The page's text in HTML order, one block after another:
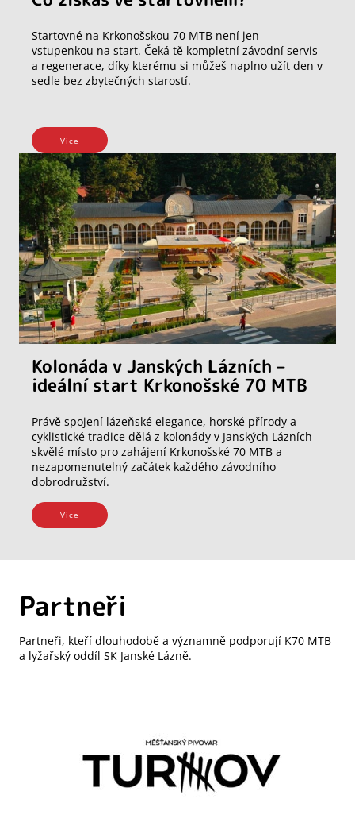
Startovné na Krkonošskou 70 MTB není jen
vstupenkou na start. Čeká tě kompletní závodní servis
a regenerace, díky kterému si můžeš naplno užít den v
sedle bez zbytečných starostí.
Vice
Kolonáda v Janských Lázních –
ideální start Krkonošské 70 MTB
Právě spojení lázeňské elegance, horské přírody a
cyklistické tradice dělá z kolonády v Janských Lázních
skvělé místo pro zahájení Krkonošské 70 MTB a
nezapomenutelný začátek každého závodního
dobrodružství.
Vice
Partneři
Partneři, kteří dlouhodobě a významně podporují K70 MTB
a lyžařský oddíl SK Janské Lázně.